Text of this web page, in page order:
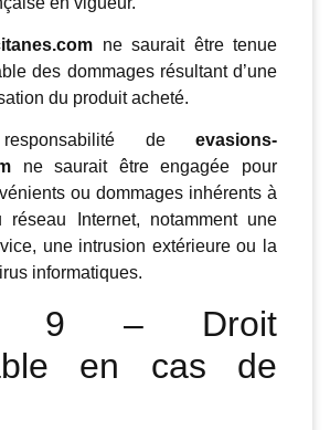
ne saurait être tenue
des dommages résultant d’une
du produit acheté.
de evasions-
ne saurait être engagée pour
ou dommages inhérents à
réseau Internet, notamment une
une intrusion extérieure ou la
informatiques.
9 – Droit
en cas de